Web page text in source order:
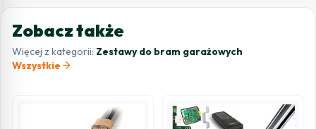
Zobacz także
Więcej z kategorii: Zestawy do bram garażowych
Wszystkie arrow_forward